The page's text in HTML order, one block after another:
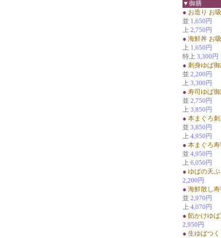
▼御膳
● お造り お
並 1,650円
上 2,750円
● 海鮮丼 お
上 1,650円
特上 3,300円
● 刺身ゆば
並 2,200円
上 3,300円
● 寿司ゆば
並 2,750円
上 3,850円
● 本まぐろ
並 3,850円
上 4,950円
● 本まぐろ
並 4,950円
上 6,050円
● ゆばの天
2,200円
● 海鮮散し
並 2,970円
上 4,070円
● 餡かけゆ
2,950円
● 生ゆばつ